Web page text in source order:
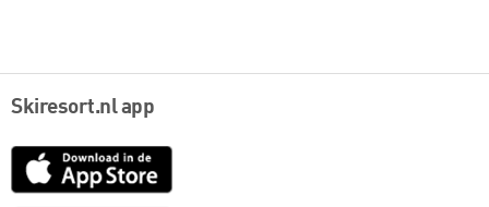
Skiresort.nl app
App